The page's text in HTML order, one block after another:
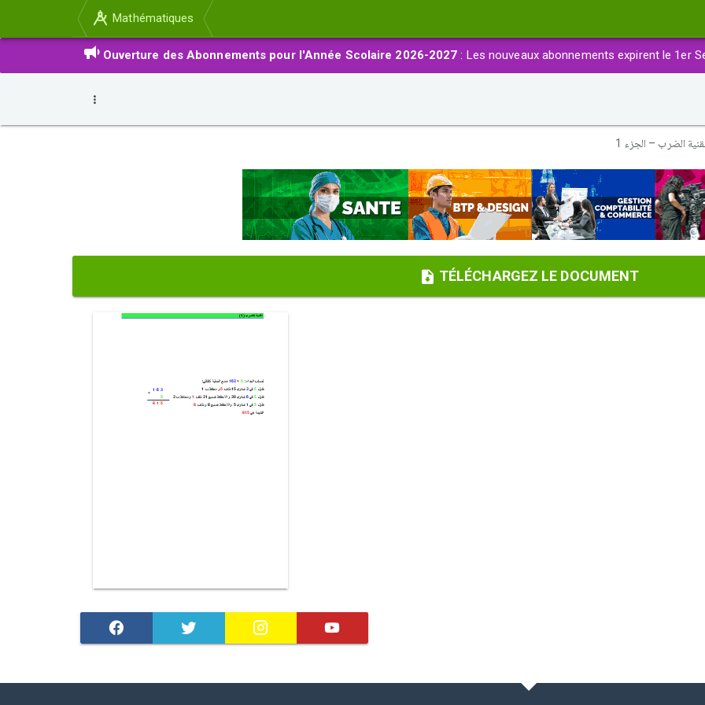
Mathématiques
Ouverture des Abonnements pour l'Année Scolaire 2026-2027 : Les nouveaux abonnements expirent le 1er
الضرب – الجزء 1
TÉLÉCHARGEZ LE DOCUMENT